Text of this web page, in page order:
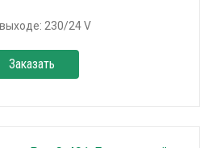
230/24 V
Заказать